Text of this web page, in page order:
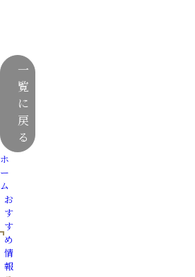
一
覧
に
戻
る
ホ
ー
ム
お
す
す
め
情
報